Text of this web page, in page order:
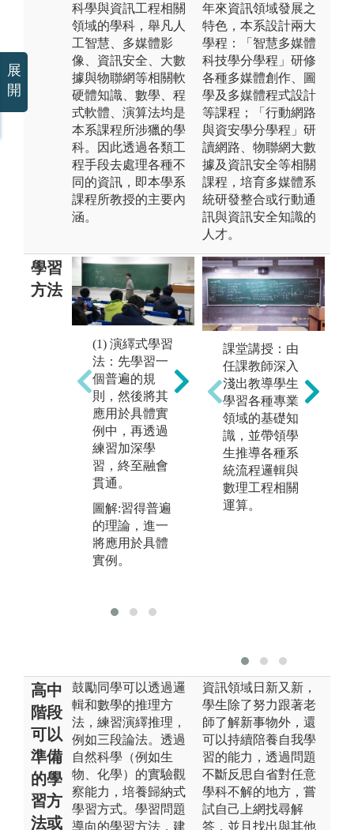
科學與資訊工程相關
領域的學科，舉凡人
工智慧、多媒體影
像、資訊安全、大數
據與物聯網等相關軟
硬體知識、數學、程
式軟體、演算法均是
本系課程所涉獵的學
科。因此透過各類工
程手段去處理各種不
同的資訊，即本學系
課程所教授的主要內
涵。
年來資訊領域發展之
特色，本系設計兩大
學程：「智慧多媒體
科技學分學程」研修
各種多媒體創作、圖
學及多媒體程式設計
等課程；「行動網路
與資安學分學程」研
讀網路、物聯網大數
據及資訊安全等相關
課程，培育多媒體系
統研發整合或行動通
訊與資訊安全知識的
人才。
學習
方法
(1) 演繹式學習
法：先學習一
個普遍的規
則，然後將其
應用於具體實
例中，再透過
練習加深學
習，終至融會
貫通。
圖解:習得普遍
的理論，進一
將應用於具體
實例。
(2) 歸納式學習
法：在學習的
過程中逐漸發
現規律，然後
總結出一套理
論，再透過實
踐來完成，終
至融會貫通。
圖解:透過實作
課程完成學
課堂講授：由
任課教師深入
淺出教導學生
學習各種專業
領域的基礎知
識，並帶領學
生推導各種系
統流程邏輯與
數理工程相關
運算。
高中
階段
可以
準備
的學
習方
法或
鼓勵同學可以透過邏
輯和數學的推理方
法，練習演繹推理，
例如三段論法。透過
自然科學（例如生
物、化學）的實驗觀
察能力，培養歸納式
學習方式。學習問題
導向的學習方法，建
資訊領域日新又新，
學生除了努力跟著老
師了解新事物外，還
可以持續陪養自我學
習的能力，透過問題
不斷反思自省對任意
學科不解的地方，嘗
試自己上網找尋解
答，並且找出與其他
展
開